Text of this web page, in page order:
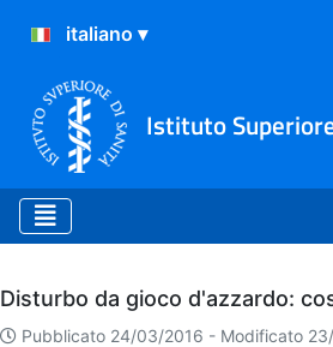
Istituto
Archivio
Disturbo da gioco d'azzardo:
Pubblicato 24/03/2016 - Modificato